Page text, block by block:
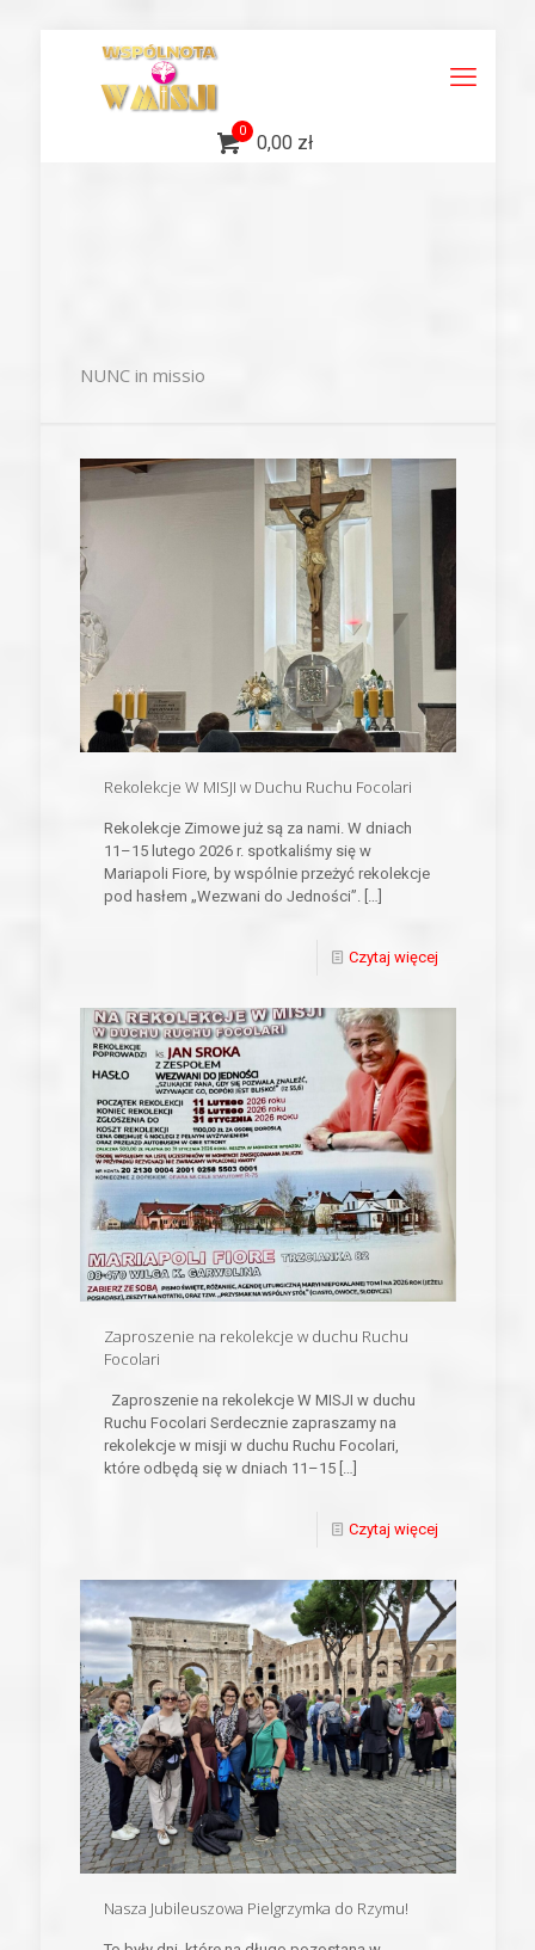
0
0,00 zł
NUNC in missio
Rekolekcje W MISJI w Duchu Ruchu Focolari
Rekolekcje Zimowe już są za nami. W dniach
11–15 lutego 2026 r. spotkaliśmy się w
Mariapoli Fiore, by wspólnie przeżyć rekolekcje
pod hasłem „Wezwani do Jedności”.[…]
Czytaj więcej
Zaproszenie na rekolekcje w duchu Ruchu
Focolari
Zaproszenie na rekolekcje W MISJI w duchu
Ruchu Focolari Serdecznie zapraszamy na
rekolekcje w misji w duchu Ruchu Focolari,
które odbędą się w dniach 11–15[…]
Czytaj więcej
Nasza Jubileuszowa Pielgrzymka do Rzymu!